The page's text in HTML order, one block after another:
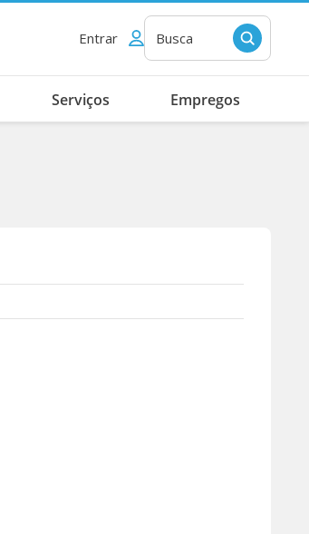
Entrar Busca
Serviços Empregos